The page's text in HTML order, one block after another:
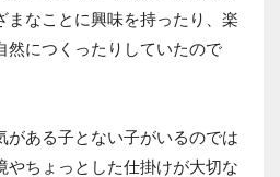
まなことに興味を持ったり、楽
然につくったりしていたので
がある子とない子がいるのでは
やちょっとした仕掛けが大切な